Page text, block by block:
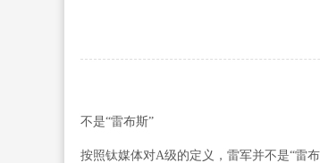
不是“雷布斯”
按照钛媒体对A级的定义，雷军并不是“雷